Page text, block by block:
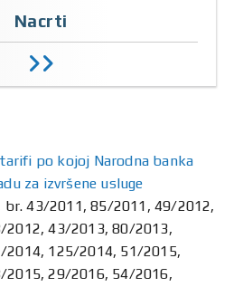
Nacrti
po kojoj Narodna banka
za izvršene usluge
br. 43/2011, 85/2011, 49/2012,
43/2013, 80/2013,
125/2014, 51/2015,
29/2016, 54/2016,